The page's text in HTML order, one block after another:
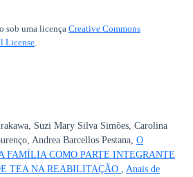
sob uma licença Creative Commons
License.
Suzi Mary Silva Simões, Carolina
Andrea Barcellos Pestana, O
FAMÍLIA COMO PARTE INTEGRANTE
TEA NA REABILITAÇÃO
Anais de